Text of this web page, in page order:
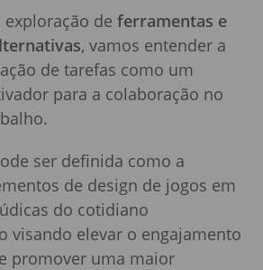
exploração deferramentas e
, vamos entender a
de tarefas como um
para a colaboração no
ser definida como a
de design de jogos em
do cotidiano
visando elevar o engajamento
promover uma maior